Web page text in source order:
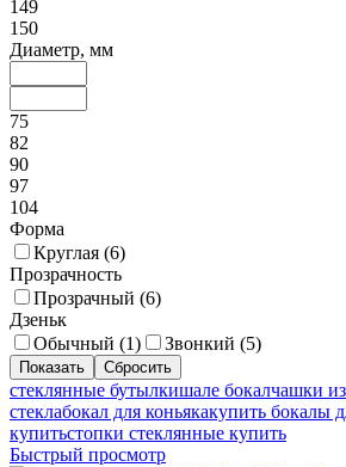
149
150
Диаметр, мм
75
82
90
97
104
Форма
Круглая (6)
Прозрачность
Прозрачный (6)
Дзеньк
Обычный (1) Звонкий (5)
стеклянные бутылкишале бокалчашки
стеклабокал для коньякакупить бокалы
купитьстопки стеклянные купить
Быстрый просмотр